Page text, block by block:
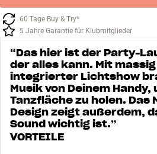
60 Tage Buy & Try*
5 Jahre Garantie für Klubmitglieder
“Das hier ist der Party-
der alles kann. Mit
integrierter Lichtshow
Musik von Deinem Handy,
Tanzfläche zu holen. Das
Design zeigt außerdem,
Sound wichtig ist.”
VORTEILE